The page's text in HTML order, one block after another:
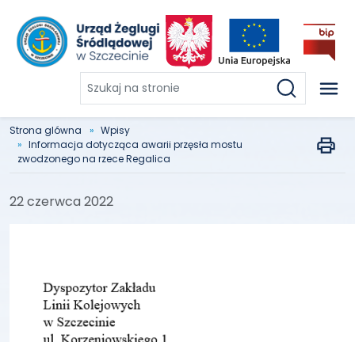
Szukaj
na
stronie
Strona glówna
Wpisy
Informacja dotycząca awarii przęsła mostu
zwodzonego na rzece Regalica
22 czerwca 2022